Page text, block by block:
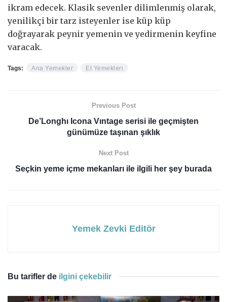
ikram edecek. Klasik sevenler dilimlenmiş olarak,
yenilikçi bir tarz isteyenler ise küp küp
doğrayarak peynir yemenin ve yedirmenin keyfine
varacak.
Tags: Ana Yemekler Et Yemekleri
Previous Post
De’Longhı Icona Vıntage serisi ile geçmişten
günümüze taşınan şıklık
Next Post
Seçkin yeme içme mekanları ile ilgili her şey burada
Yemek Zevki Editör
Bu tarifler de ilgini çekebilir